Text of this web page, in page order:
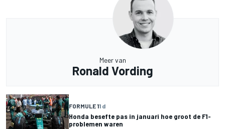
Meer van
Ronald Vording
FORMULE 11 d
Honda besefte pas in januari hoe groot de F1-
problemen waren